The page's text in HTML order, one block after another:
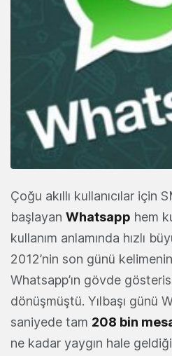
Çoğu akıllı kullanıcılar için
başlayan Whatsapp hem
kullanım anlamında hızlı
2012’nin son günü
Whatsapp’ın gövde
dönüşmüştü. Yılbaşı günü
saniyede tam 208 bin
ne kadar yaygın hale